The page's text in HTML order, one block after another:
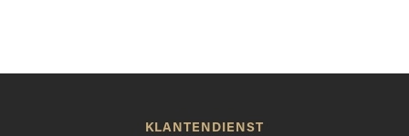
KLANTENDIENST